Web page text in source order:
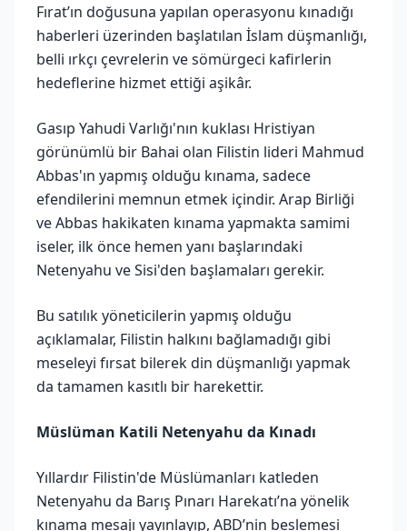
Fırat’ın doğusuna yapılan operasyonu kınadığı
haberleri üzerinden başlatılan İslam düşmanlığı,
belli ırkçı çevrelerin ve sömürgeci kafirlerin
hedeflerine hizmet ettiği aşikâr.
Gasıp Yahudi Varlığı'nın kuklası Hristiyan
görünümlü bir Bahai olan Filistin lideri Mahmud
Abbas'ın yapmış olduğu kınama, sadece
efendilerini memnun etmek içindir. Arap Birliği
ve Abbas hakikaten kınama yapmakta samimi
iseler, ilk önce hemen yanı başlarındaki
Netenyahu ve Sisi'den başlamaları gerekir.
Bu satılık yöneticilerin yapmış olduğu
açıklamalar, Filistin halkını bağlamadığı gibi
meseleyi fırsat bilerek din düşmanlığı yapmak
da tamamen kasıtlı bir harekettir.
Müslüman Katili Netenyahu da Kınadı
Yıllardır Filistin'de Müslümanları katleden
Netenyahu da Barış Pınarı Harekatı’na yönelik
kınama mesajı yayınlayıp, ABD’nin beslemesi